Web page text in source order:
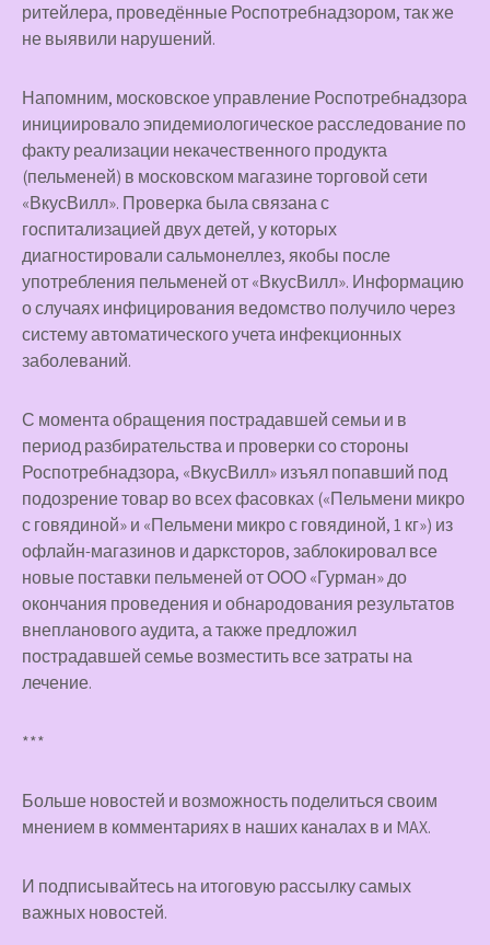
ритейлера, проведённые Роспотребнадзором, так же
не выявили нарушений.
Напомним, московское управление Роспотребнадзора
инициировало эпидемиологическое расследование по
факту реализации некачественного продукта
(пельменей) в московском магазине торговой сети
«ВкусВилл». Проверка была связана с
госпитализацией двух детей, у которых
диагностировали сальмонеллез, якобы после
употребления пельменей от «ВкусВилл». Информацию
о случаях инфицирования ведомство получило через
систему автоматического учета инфекционных
заболеваний.
С момента обращения пострадавшей семьи и в
период разбирательства и проверки со стороны
Роспотребнадзора, «ВкусВилл» изъял попавший под
подозрение товар во всех фасовках («Пельмени микро
с говядиной» и «Пельмени микро с говядиной, 1 кг») из
офлайн-магазинов и дарксторов, заблокировал все
новые поставки пельменей от ООО «Гурман» до
окончания проведения и обнародования результатов
внепланового аудита, а также предложил
пострадавшей семье возместить все затраты на
лечение.
***
Больше новостей и возможность поделиться своим
мнением в комментариях в наших каналах в и MAX.
И подписывайтесьна итоговую рассылку самых
важных новостей.